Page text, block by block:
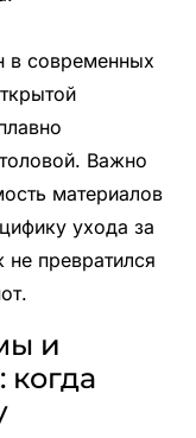
в современных
Важно
материалов
ухода за
превратился
и